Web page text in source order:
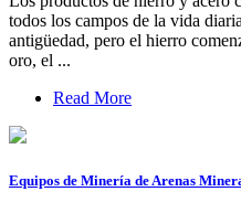
todos los campos de la vida
antigüedad, pero el hierro
oro, el ...
Read More
Equipos de Minería de Arenas